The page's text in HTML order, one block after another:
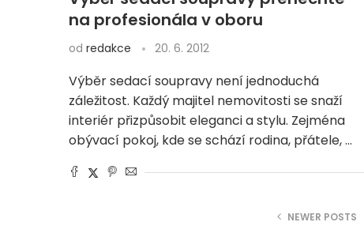
na profesionála v oboru
od redakce 20. 6. 2012
Výběr sedací soupravy není jednoduchá
záležitost. Každý majitel nemovitosti se snaží
interiér přizpůsobit eleganci a stylu. Zejména
obývací pokoj, kde se schází rodina, přátele, …
NEWER POSTS